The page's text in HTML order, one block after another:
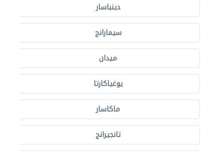
دينباسار
سيمارانج
ميدان
يوغياكارتا
ماكاسار
تانجيرانج